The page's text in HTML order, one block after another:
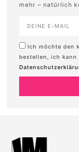
mehr – natürlich
Ich möchte den
bestellen, ich kann